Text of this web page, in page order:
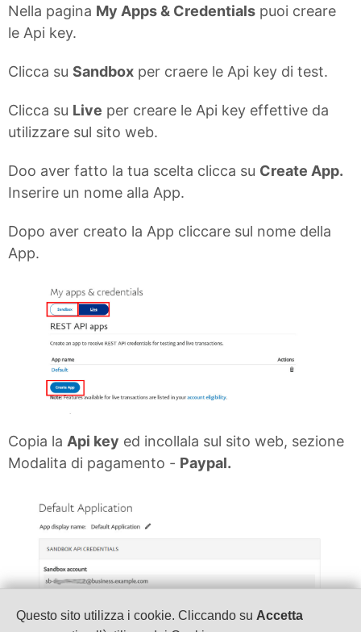
Questo sito utilizza i cookie. Cliccando su Accetta
Nella pagina My Apps & Credentials puoi creare
le Api key.
Clicca su Sandbox per craere le Api key di test.
Clicca su Live per creare le Api key effettive da
utilizzare sul sito web.
Doo aver fatto la tua scelta clicca su Create App.
Inserire un nome alla App.
Dopo aver creato la App cliccare sul nome della
App.
Copia la Api key ed incollala sul sito web, sezione
Modalita di pagamento - Paypal.